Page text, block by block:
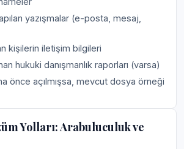
yazışmalar (e-posta, mesaj,
kişilerin iletişim bilgileri
hukuki danışmanlık raporları (varsa)
önce açılmışsa, mevcut dosya örneği
Yolları: Arabuluculuk ve